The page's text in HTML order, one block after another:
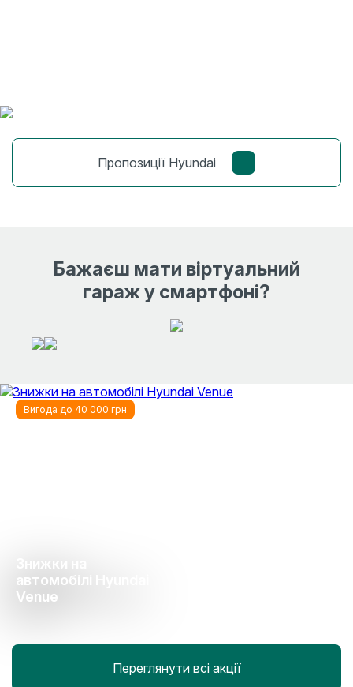
Пропозиції Hyundai
Бажаєш мати віртуальний
гараж у смартфоні?
Вигода до 40 000 грн
Знижки на
автомобілі Hyundai
Venue
Переглянути всі акції